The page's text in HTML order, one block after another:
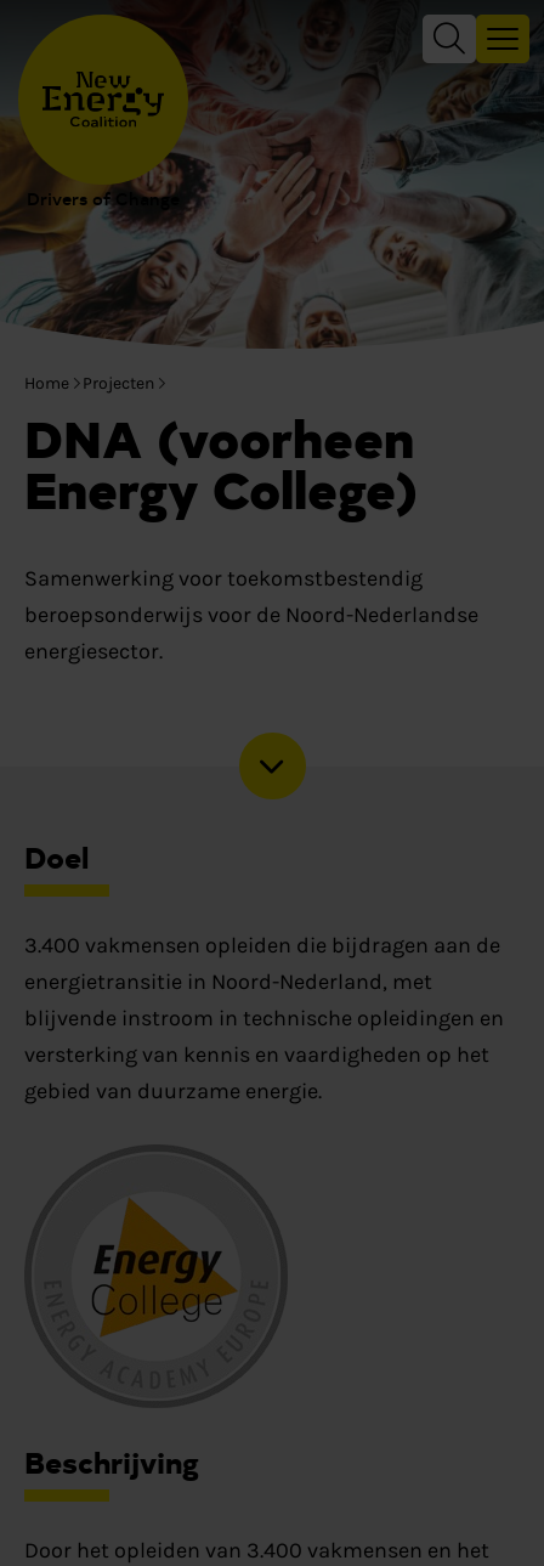
Drivers of Change
Home Projecten
DNA (voorheen
Energy College)
Samenwerking voor toekomstbestendig
beroepsonderwijs voor de Noord-Nederlandse
energiesector.
Doel
3.400 vakmensen opleiden die bijdragen aan de
energietransitie in Noord-Nederland, met
blijvende instroom in technische opleidingen en
versterking van kennis en vaardigheden op het
gebied van duurzame energie.
Beschrijving
Door het opleiden van 3.400 vakmensen en het